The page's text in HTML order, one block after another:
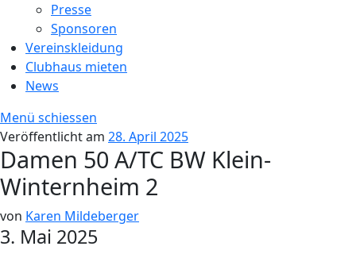
Presse
Sponsoren
Vereinskleidung
Clubhaus mieten
News
Menü schiessen
Veröffentlicht am 28. April 2025
Damen 50 A/TC BW Klein-
Winternheim 2
von Karen Mildeberger
3. Mai 2025